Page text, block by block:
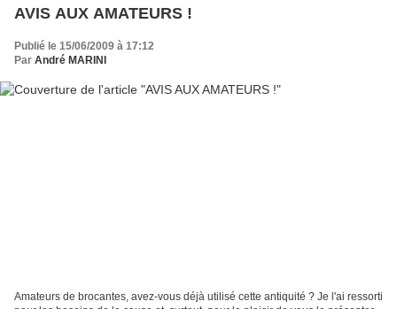
AVIS AUX AMATEURS !
Publié le 15/06/2009 à 17:12
Par André MARINI
Amateurs de brocantes, avez-vous déjà utilisé cette antiquité ? Je l'ai ressorti